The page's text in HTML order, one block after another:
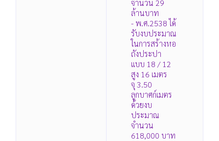
จำนวน 29
ล้านบาท
- พ.ศ.2538 ได้
รับงบประมาณ
ในการสร้างหอ
ถังประปา
แบบ 18 / 12
สูง 16 เมตร
จุ 3.50
ลูกบาศก์เมตร
ด้วยงบ
ประมาณ
จำนวน
618,000 บาท